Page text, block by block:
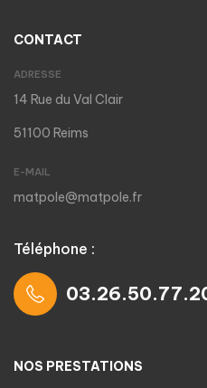
CONTACT
ADRESSE
14 Rue du Val Clair
51100 Reims
E-MAIL
matpole@matpole.fr
Téléphone :
NOS PRESTATIONS